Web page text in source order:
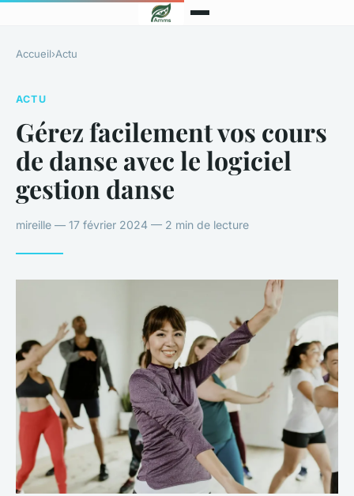
Accueil›Actu
ACTU
Gérez facilement vos cours
de danse avec le logiciel
gestion danse
mireille — 17 février 2024 — 2 min de lecture